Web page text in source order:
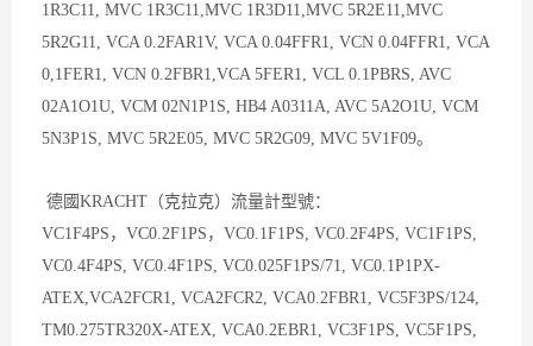
1R3C11, MVC 1R3C11,MVC 1R3D11,MVC 5R2E11,MVC
5R2G11, VCA 0.2FAR1V, VCA 0.04FFR1, VCN 0.04FFR1, VCA
0,1FER1, VCN 0.2FBR1,VCA 5FER1, VCL 0.1PBRS, AVC
02A1O1U, VCM 02N1P1S, HB4 A0311A, AVC 5A2O1U, VCM
5N3P1S, MVC 5R2E05, MVC 5R2G09, MVC 5V1F09。
德國KRACHT（克拉克）流量計型號：
VC1F4PS，VC0.2F1PS，VC0.1F1PS, VC0.2F4PS, VC1F1PS,
VC0.4F4PS, VC0.4F1PS, VC0.025F1PS/71, VC0.1P1PX-
ATEX,VCA2FCR1, VCA2FCR2, VCA0.2FBR1, VC5F3PS/124,
TM0.275TR320X-ATEX, VCA0.2EBR1, VC3F1PS, VC5F1PS,